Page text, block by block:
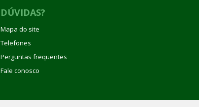
DÚVIDAS?
Mapa do site
Telefones
Perguntas frequentes
Fale conosco